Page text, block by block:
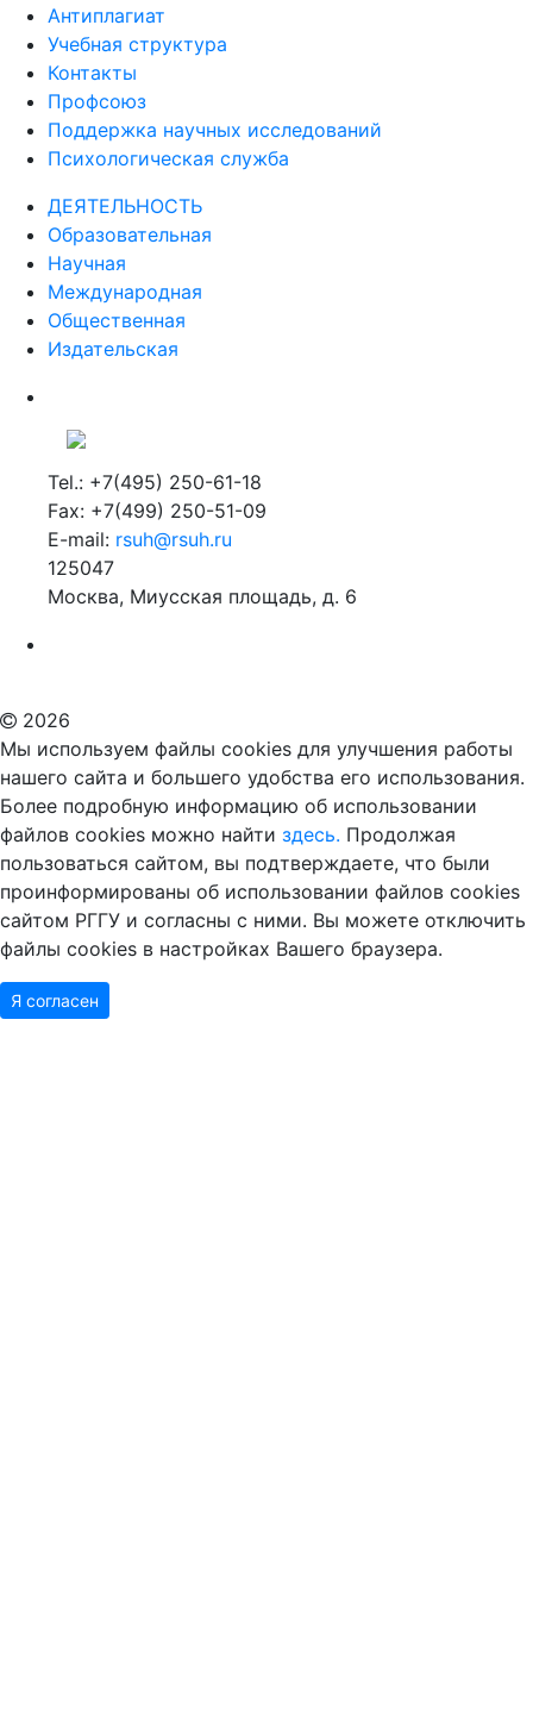
Антиплагиат
Учебная структура
Контакты
Профсоюз
Поддержка научных исследований
Психологическая служба
ДЕЯТЕЛЬНОСТЬ
Образовательная
Научная
Международная
Общественная
Издательская
Tel.: +7(495) 250-61-18
Fax: +7(499) 250-51-09
E-mail: rsuh@rsuh.ru
125047
Москва, Миусская площадь, д. 6
2026
Мы используем файлы cookies для улучшения работы
нашего сайта и большего удобства его использования.
Более подробную информацию об использовании
файлов cookies можно найти здесь. Продолжая
пользоваться сайтом, вы подтверждаете, что были
проинформированы об использовании файлов cookies
сайтом РГГУ и согласны с ними. Вы можете отключить
файлы cookies в настройках Вашего браузера.
Я согласен